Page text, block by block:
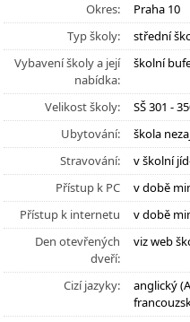
Okres:
Praha 10
Typ školy:
střední
Vybavení školy a její
nabídka:
školní
Velikost školy:
SŠ 301 -
Ubytování:
škola
Stravování:
v školní
Přístup k PC
v době
Přístup k internetu
v době
Den otevřených
dveří:
viz web
Cizí jazyky:
anglický